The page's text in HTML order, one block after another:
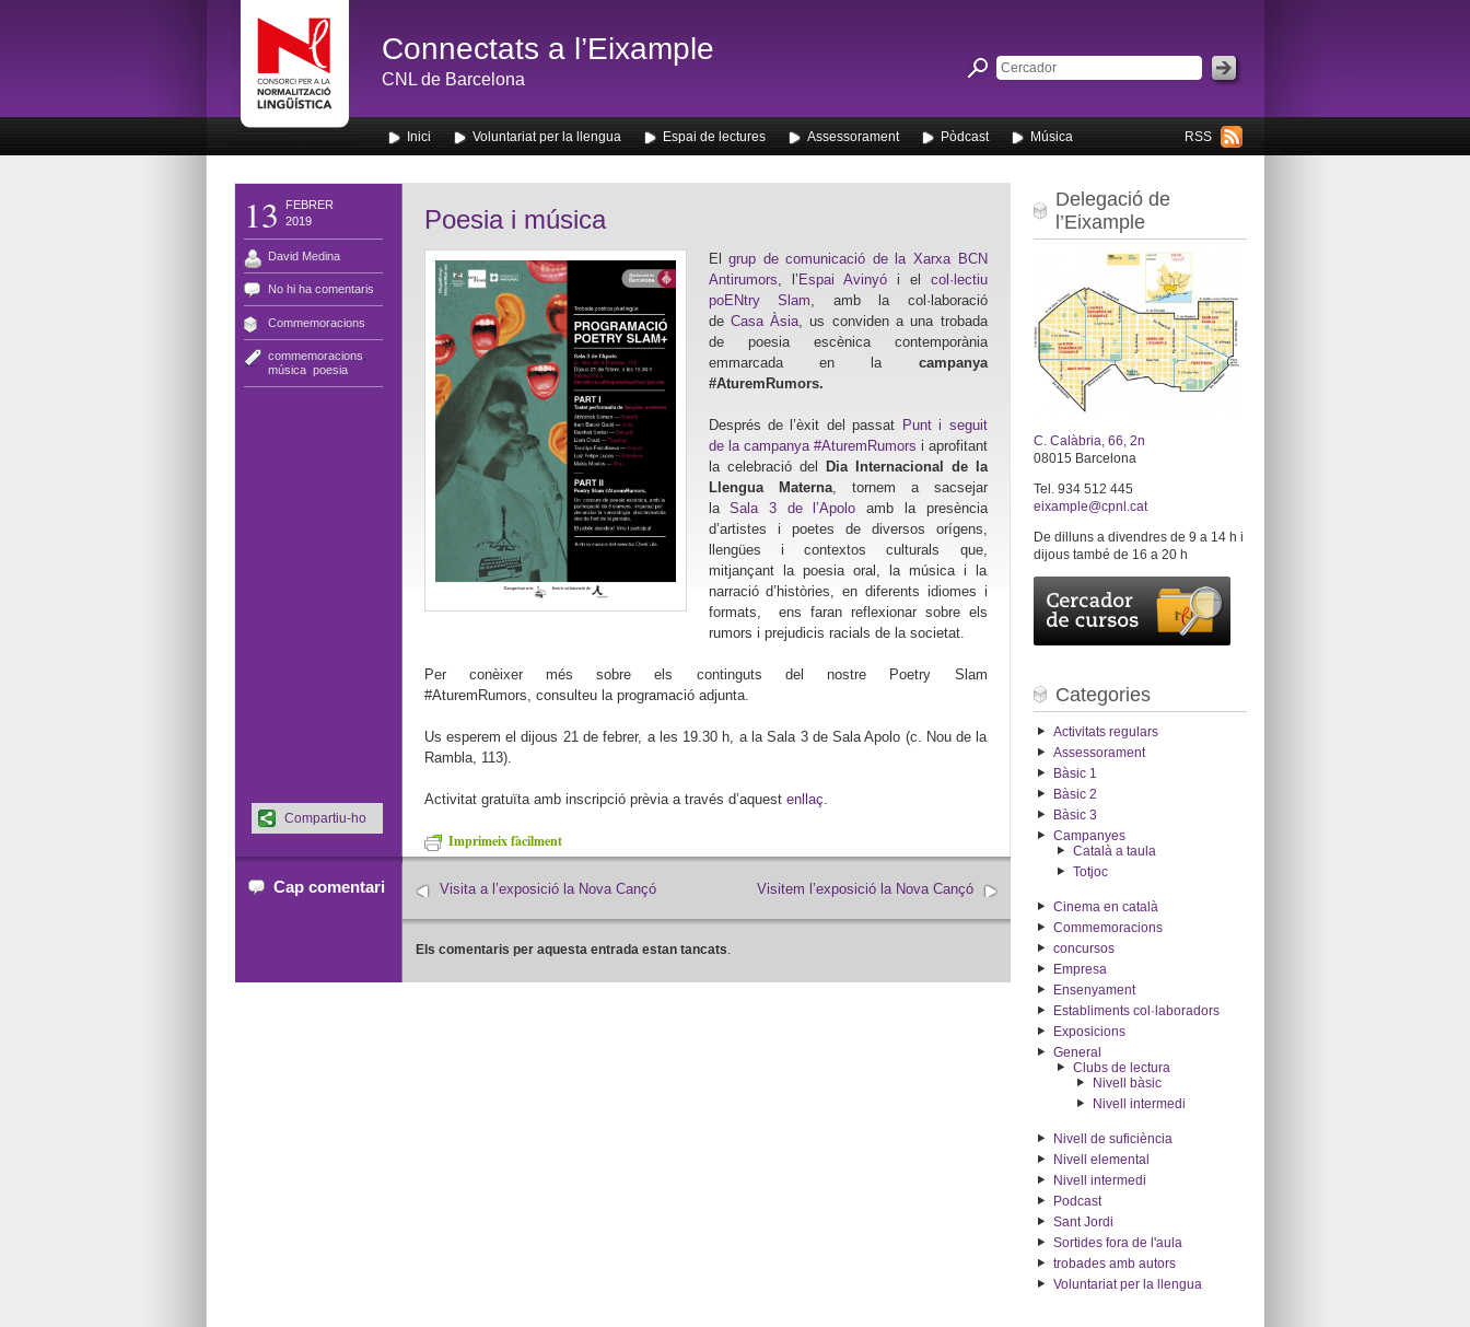
Connectats a l’Eixample
CNL de Barcelona
RSS
Inici Voluntariat per la llengua Espai de lectures Assessorament Pòdcast Música
13
FEBRER
2019
David Medina
No hi ha comentaris
Commemoracions
commemoracions
música, poesia
Poesia i música
Elgrup de comunicació de la Xarxa BCN
Antirumors, l’ Espai Avinyó i el col·lectiu
poENtry Slam, amb la col·laboració
de Casa Àsia, us conviden a una trobada
de poesia escènica contemporània
emmarcada en la campanya
#AturemRumors.
Després de l’èxit del passat Punt i seguit
de la campanya #AturemRumors i aprofitant
la celebració del
Dia Internacional de la
Llengua Materna, tornem a sacsejar
laSala 3 de l’Apolo amb la presència
d’artistes i poetes de diversos orígens,
llengües i contextos culturals que,
mitjançant la poesia oral, la música i la
narració d’històries, en diferents idiomes i
formats, ens faran reflexionar sobre els
rumors i prejudicis racials de la societat.
Per conèixer més sobre els continguts del nostre Poetry Slam
#AturemRumors, consulteu la programació adjunta.
Us esperem el dijous 21 de febrer, a les 19.30 h, a la Sala 3 de Sala Apolo (c. Nou de la
Rambla, 113).
Activitat gratuïta amb inscripció prèvia a través d’aquest enllaç.
Imprimeix fàcilment
Compartiu-ho
Cap comentari Visitem l’exposició la Nova Cançó
Visita a l’exposició la Nova Cançó
Els comentaris per aquesta entrada estan tancats.
Delegació de
l’Eixample
C. Calàbria, 66, 2n
08015 Barcelona
Tel. 934 512 445
eixample@cpnl.cat
De dilluns a divendres de 9 a 14 h i
dijous també de 16 a 20 h
Categories
Activitats regulars
Assessorament
Bàsic 1
Bàsic 2
Bàsic 3
Campanyes
Català a taula
Totjoc
Cinema en català
Commemoracions
concursos
Empresa
Ensenyament
Establiments col·laboradors
Exposicions
General
Clubs de lectura
Nivell bàsic
Nivell intermedi
Nivell de suficiència
Nivell elemental
Nivell intermedi
Podcast
Sant Jordi
Sortides fora de l'aula
trobades amb autors
Voluntariat per la llengua